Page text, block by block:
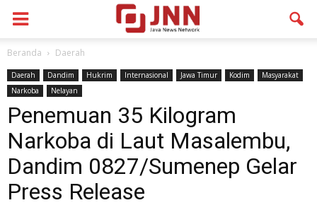
Beranda Daerah
Daerah Dandim Hukrim Internasional Jawa Timur Kodim
Masyarakat
Narkoba
Nelayan
Penemuan 35 Kilogram
Narkoba di Laut Masalembu,
Dandim 0827/Sumenep Gelar
Press Release